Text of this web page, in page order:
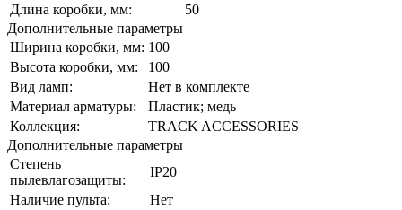
Длина коробки, мм:
50
Дополнительные параметры
Ширина коробки, мм: 100
Высота коробки, мм:
100
Вид ламп:
Нет в комплекте
Материал арматуры:
Пластик; медь
Коллекция:
TRACK ACCESSORIES
Дополнительные параметры
Степень
пылевлагозащиты:
IP20
Наличие пульта:
Нет